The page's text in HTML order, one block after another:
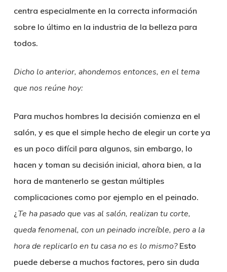
centra especialmente en la correcta información
sobre lo último en la industria de la belleza para
todos.
Dicho lo anterior, ahondemos entonces, en el tema
que nos reúne hoy:
Para muchos hombres la decisión comienza en el
salón, y es que el simple hecho de elegir un corte ya
es un poco difícil para algunos, sin embargo, lo
hacen y toman su decisión inicial, ahora bien, a la
hora de mantenerlo se gestan múltiples
complicaciones como por ejemplo en el peinado.
¿ Te ha pasado que vas al salón, realizan tu corte,
queda fenomenal, con un peinado increíble, pero a la
hora de replicarlo en tu casa no es lo mismo?Esto
puede deberse a muchos factores, pero sin duda